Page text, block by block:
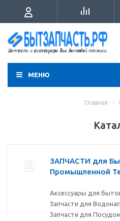
МЕНЮ
Главная -
ЗАПЧАСТИ для
Промышленной
Аксессуары для
Запчасти для
Запчасти для